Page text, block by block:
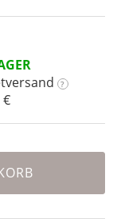
?